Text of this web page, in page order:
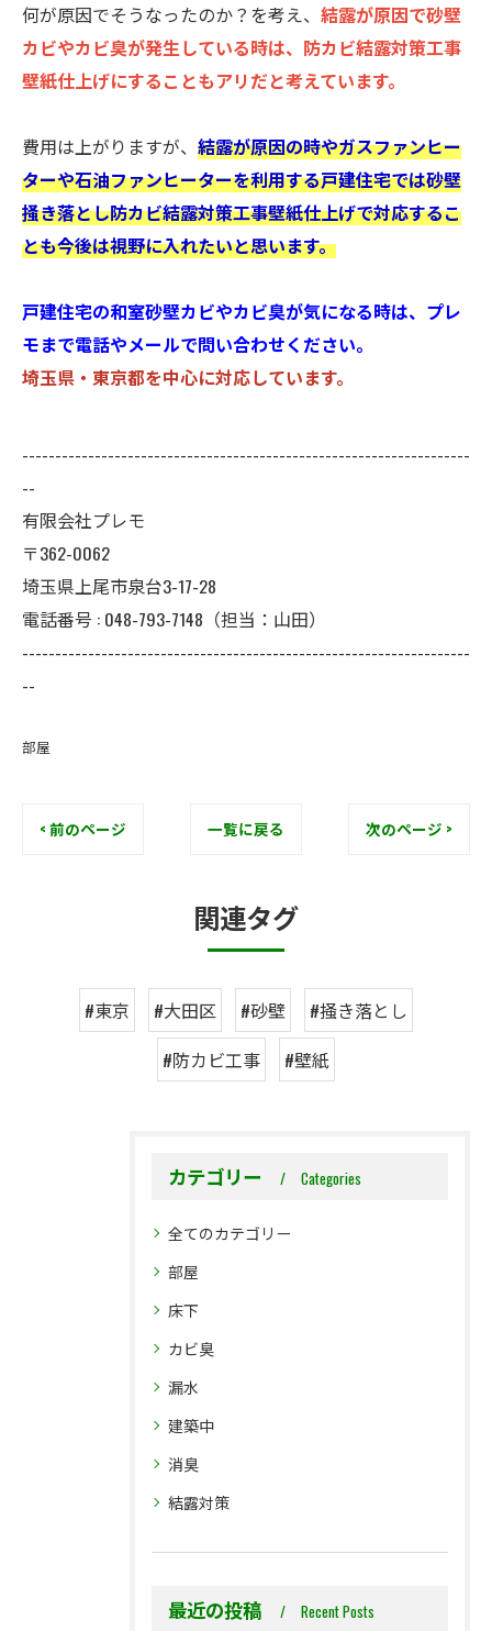
何が原因でそうなったのか？を考え、 結露が原因で砂壁
カビやカビ臭が発生している時は、防カビ結露対策工事
壁紙仕上げにすることもアリだと考えています。
費用は上がりますが、 結露が原因の時やガスファンヒー
ターや石油ファンヒーターを利用する戸建住宅では砂壁
掻き落とし防カビ結露対策工事壁紙仕上げで対応するこ
とも今後は視野に入れたいと思います。
戸建住宅の和室砂壁カビやカビ臭が気になる時は、プレ
モまで電話やメールで問い合わせください。
埼玉県・東京都を中心に対応しています。
--------------------------------------------------------------------
--
有限会社プレモ
〒362-0062
埼玉県上尾市泉台3-17-28
電話番号 : 048-793-7148（担当：山田）
--------------------------------------------------------------------
--
部屋
< 前のページ 一覧に戻る 次のページ >
関連タグ
#東京 #大田区 #砂壁
#掻き落とし
#防カビ工事
#壁紙
カテゴリー Categories
全てのカテゴリー
部屋
床下
カビ臭
漏水
建築中
消臭
結露対策
最近の投稿 Recent Posts